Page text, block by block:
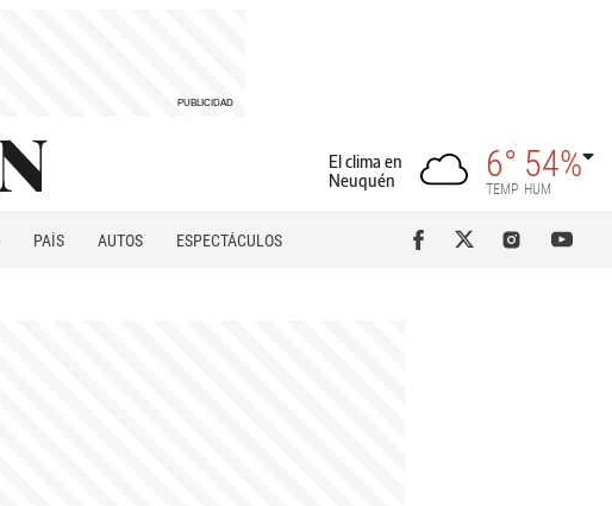
El clima en
Neuquén
6°
TEMP
54%
HUM
PAÍS AUTOS
ESPECTÁCULOS